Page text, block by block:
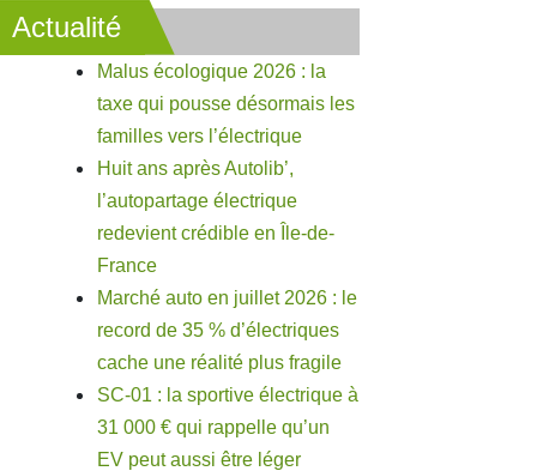
Actualité
Malus écologique 2026 : la
taxe qui pousse désormais les
familles vers l’électrique
Huit ans après Autolib’,
l’autopartage électrique
redevient crédible en Île-de-
France
Marché auto en juillet 2026 : le
record de 35 % d’électriques
cache une réalité plus fragile
SC-01 : la sportive électrique à
31 000 € qui rappelle qu’un
EV peut aussi être léger